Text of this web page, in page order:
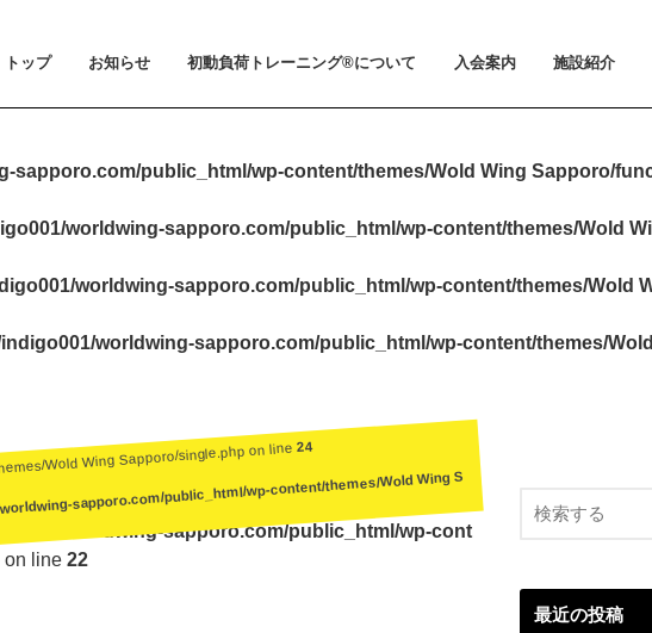
トップ お知らせ
お知らせ
メディア掲載
初動負荷トレーニング®について
初動負荷トレーニング®とは
小山 裕史博士のご紹介
BeMoLo®シューズについて
入会案内
入会案内
料金とお支払い方法につい
体験会とトライアルプラン
ビジター利用のご案内
会員規約
施設紹介
施設紹介
設置マシンの
アクセス
スタッフ紹介
sapporo.com/public_html/wp-content/themes/Wold Wing Sapporo/
worldwing-sapporo.com/public_html/wp-content/themes/Wold
worldwing-sapporo.com/public_html/wp-content/themes/Wold
worldwing-sapporo.com/public_html/wp-content/themes/
worldwing-sapporo.com/public_html/wp-cont
on line 22
Wold Wing Sapporo/single.php on line24
sapporo.com/public_html/wp-content/themes/Wold Wing S
最近の投稿